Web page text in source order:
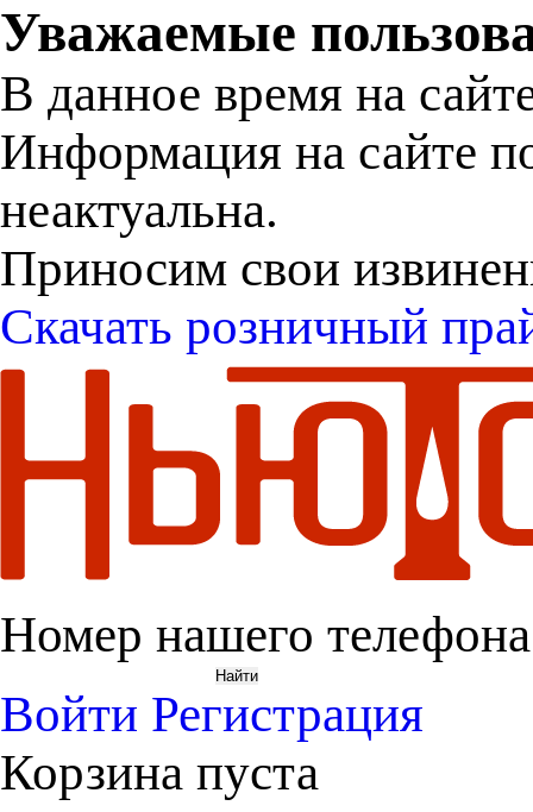
Уважаемые
В данное время на
Информация на сайте
неактуальна.
Приносим свои
Скачать розничный
Номер нашего
Войти Регистрация
Корзина пуста